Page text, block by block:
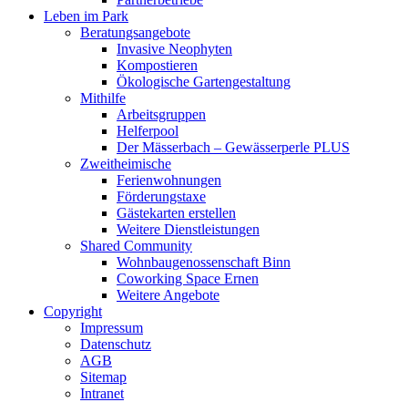
Leben im Park
Beratungsangebote
Invasive Neophyten
Kompostieren
Ökologische Gartengestaltung
Mithilfe
Arbeitsgruppen
Helferpool
Der Mässerbach – Gewässerperle PLUS
Zweitheimische
Ferienwohnungen
Förderungstaxe
Gästekarten erstellen
Weitere Dienstleistungen
Shared Community
Wohnbaugenossenschaft Binn
Coworking Space Ernen
Weitere Angebote
Copyright
Impressum
Datenschutz
AGB
Sitemap
Intranet